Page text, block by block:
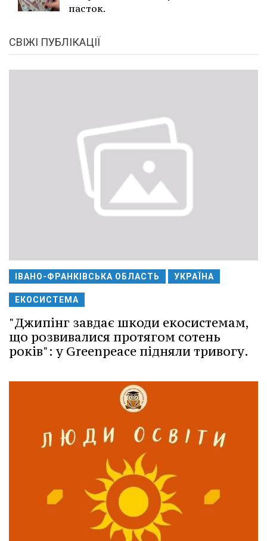
пасток.
СВІЖІ ПУБЛІКАЦІЇ
ІВАНО-ФРАНКІВСЬКА ОБЛАСТЬ УКРАЇНА
ЕКОСИСТЕМА
"Джипінг завдає шкоди екосистемам,
що розвивалися протягом сотень
років": у Greenpeace підняли тривогу.